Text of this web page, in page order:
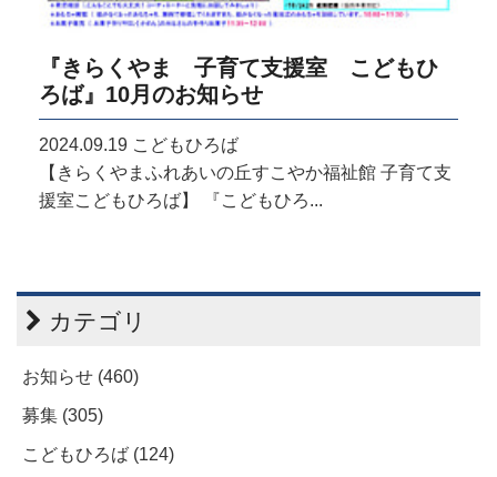
『きらくやま 子育て支援室 こどもひ
ろば』10月のお知らせ
2024.09.19 こどもひろば
【きらくやまふれあいの丘すこやか福祉館 子育て支
援室こどもひろば】 『こどもひろ...
カテゴリ
お知らせ (460)
募集 (305)
こどもひろば (124)